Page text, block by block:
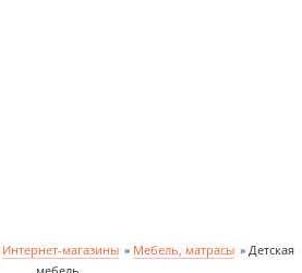
Интернет-магазины » Мебель, матрасы » Детская